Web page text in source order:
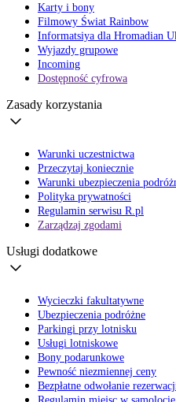
Karty i bony
Filmowy Świat Rainbow
Informatsiya dla Hromadian
Wyjazdy grupowe
Incoming
Dostępność cyfrowa
Zasady korzystania
Warunki uczestnictwa
Przeczytaj koniecznie
Warunki ubezpieczenia
Polityka prywatności
Regulamin serwisu R.pl
Zarządzaj zgodami
Usługi dodatkowe
Wycieczki fakultatywne
Ubezpieczenia podróżne
Parkingi przy lotnisku
Usługi lotniskowe
Bony podarunkowe
Pewność niezmiennej ceny
Bezpłatne odwołanie